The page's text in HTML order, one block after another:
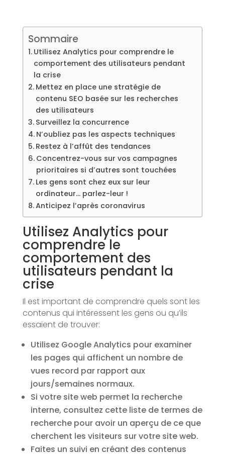
Sommaire
Utilisez Analytics pour comprendre le
comportement des utilisateurs pendant
la crise
Mettez en place une stratégie de
contenu SEO basée sur les recherches
des utilisateurs
Surveillez la concurrence
N’oubliez pas les aspects techniques
Restez à l’affût des tendances
Concentrez-vous sur vos campagnes
prioritaires si d’autres sont touchées
Les gens sont chez eux sur leur
ordinateur… parlez-leur !
Anticipez l’après coronavirus
Utilisez Analytics pour
comprendre le
comportement des
utilisateurs pendant la
crise
Il est important de comprendre quels sont les
contenus qui intéressent les gens ou qu’ils
essaient de trouver:
Utilisez Google Analytics pour examiner
les pages qui affichent un nombre de
vues record par rapport aux
jours/semaines normaux.
Si votre site web permet la recherche
interne, consultez cette liste de termes de
recherche pour avoir un aperçu de ce que
cherchent les visiteurs sur votre site web.
Faites un suivi en créant des contenus